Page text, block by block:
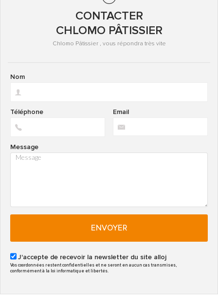
CONTACTER
CHLOMO PÂTISSIER
Chlomo Pâtissier , vous répondra très vite
Nom
Email
Téléphone
Message
ENVOYER
J'accepte de recevoir la newsletter du site alloj
Vos coordonnées restent confidentielles et ne seront en aucun cas transmises,
conformément à la loi informatique et libertés.